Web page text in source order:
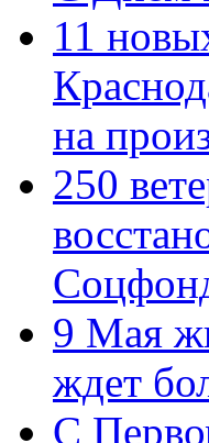
11
на
250
9 Мая
ждет
C